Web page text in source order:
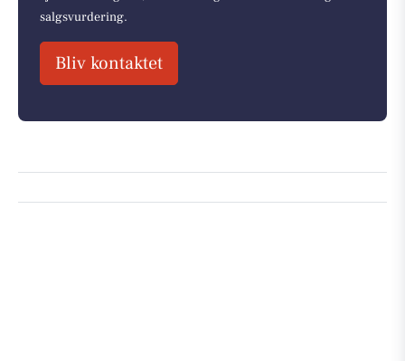
salgsvurdering.
Bliv kontaktet